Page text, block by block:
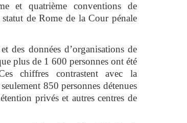
et quatrième conventions de
de Rome de la Cour pénale
des données d’organisations de
plus de 1 600 personnes ont été
chiffres contrastent avec la
850 personnes détenues
privés et autres centres de